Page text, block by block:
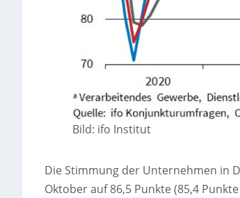
Bild: ifo Institut
Die Stimmung der Unternehmen in
Oktober auf 86,5 Punkte (85,4